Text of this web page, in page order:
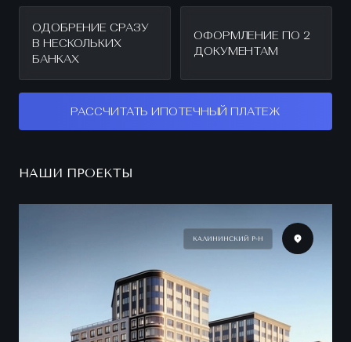
ОДОБРЕНИЕ СРАЗУ
В НЕСКОЛЬКИХ
БАНКАХ
ОФОРМЛЕНИЕ ПО 2
ДОКУМЕНТАМ
РАССЧИТАТЬ ИПОТЕЧНЫЙ ПЛАТЕЖ
НАШИ ПРОЕКТЫ
КАЛИНИНСКИЙ Р-Н